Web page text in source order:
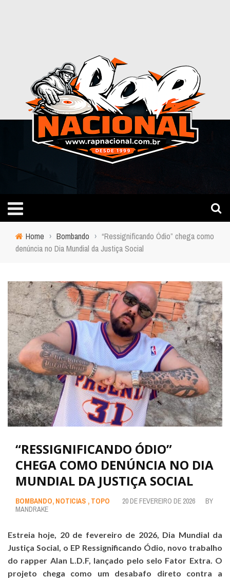
Home › Bombando › “Ressignificando Ódio” chega como
denúncia no Dia Mundial da Justiça Social
“RESSIGNIFICANDO ÓDIO”
CHEGA COMO DENÚNCIA NO DIA
MUNDIAL DA JUSTIÇA SOCIAL
BOMBANDO, NOTICIAS , TOPO 20 DE FEVEREIRO DE 2026
BY
MANDRAKE
Estreia hoje, 20 de fevereiro de 2026, Dia Mundial da
Justiça Social, o EP Ressignificando Ódio, novo trabalho
do rapper Alan L.D.F, lançado pelo selo Fator Extra. O
projeto chega como um desabafo direto contra a